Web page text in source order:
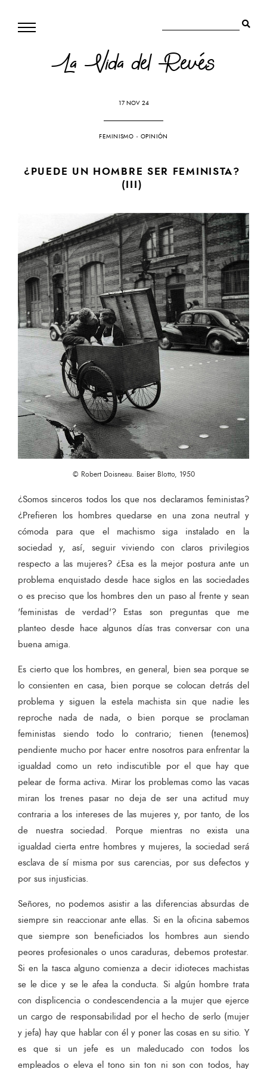
La Vida del Revés
17 NOV 24
FEMINISMO - OPINIÓN
¿PUEDE UN HOMBRE SER FEMINISTA?
(III)
© Robert Doisneau. Baiser Blotto, 1950
¿Somos sinceros todos los que nos declaramos feministas?
¿Prefieren los hombres quedarse en una zona neutral y
cómoda para que el machismo siga instalado en la
sociedad y, así, seguir viviendo con claros privilegios
respecto a las mujeres? ¿Esa es la mejor postura ante un
problema enquistado desde hace siglos en las sociedades
o es preciso que los hombres den un paso al frente y sean
'feministas de verdad'? Estas son preguntas que me
planteo desde hace algunos días tras conversar con una
buena amiga.
Es cierto que los hombres, en general, bien sea porque se
lo consienten en casa, bien porque se colocan detrás del
problema y siguen la estela machista sin que nadie les
reproche nada de nada, o bien porque se proclaman
feministas siendo todo lo contrario; tienen (tenemos)
pendiente mucho por hacer entre nosotros para enfrentar la
igualdad como un reto indiscutible por el que hay que
pelear de forma activa. Mirar los problemas como las vacas
miran los trenes pasar no deja de ser una actitud muy
contraria a los intereses de las mujeres y, por tanto, de los
de nuestra sociedad. Porque mientras no exista una
igualdad cierta entre hombres y mujeres, la sociedad será
esclava de sí misma por sus carencias, por sus defectos y
por sus injusticias.
Señores, no podemos asistir a las diferencias absurdas de
siempre sin reaccionar ante ellas. Si en la oficina sabemos
que siempre son beneficiados los hombres aun siendo
peores profesionales o unos caraduras, debemos protestar.
Si en la tasca alguno comienza a decir idioteces machistas
se le dice y se le afea la conducta. Si algún hombre trata
con displicencia o condescendencia a la mujer que ejerce
un cargo de responsabilidad por el hecho de serlo (mujer
y jefa) hay que hablar con él y poner las cosas en su sitio. Y
es que si un jefe es un maleducado con todos los
empleados o eleva el tono sin ton ni son con todos, hay